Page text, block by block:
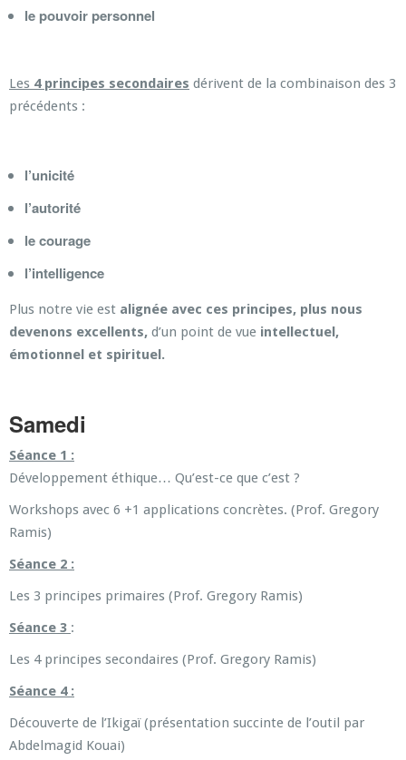
le pouvoir personnel
Les 4 principes secondaires dérivent de la combinaison des 3
précédents :
l’unicité
l’autorité
le courage
l’intelligence
Plus notre vie est alignée avec ces principes, plus nous
devenons excellents, d’un point de vue intellectuel,
émotionnel et spirituel.
Samedi
Séance 1 :
Développement éthique… Qu’est-ce que c’est ?
Workshops avec 6 +1 applications concrètes. (Prof. Gregory
Ramis)
Séance 2 :
Les 3 principes primaires (Prof. Gregory Ramis)
Séance 3 :
Les 4 principes secondaires (Prof. Gregory Ramis)
Séance 4 :
Découverte de l’Ikigaï (présentation succinte de l’outil par
Abdelmagid Kouai)